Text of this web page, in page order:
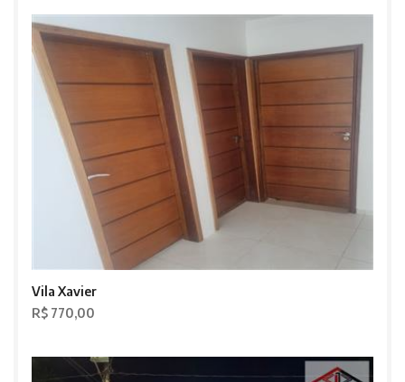
Vila Xavier
R$ 770,00